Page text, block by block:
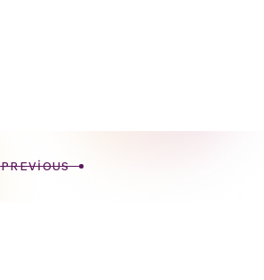
PREVIOUS